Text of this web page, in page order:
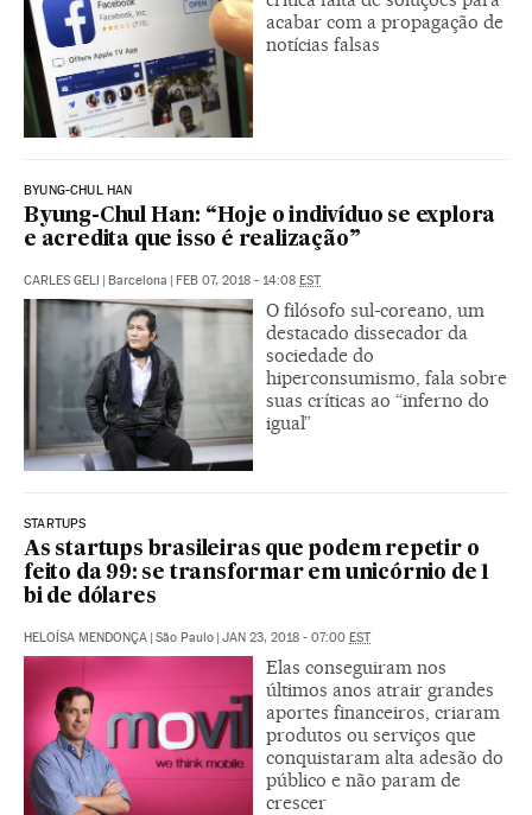
acabar com a propagação de
notícias falsas
BYUNG-CHUL HAN
Byung-Chul Han: “Hoje o indivíduo se explora
e acredita que isso é realização”
CARLES GELI | Barcelona | FEB 07, 2018 - 14:08 EST
O filósofo sul-coreano, um
destacado dissecador da
sociedade do
hiperconsumismo, fala sobre
suas críticas ao “inferno do
igual”
STARTUPS
As startups brasileiras que podem repetir o
feito da 99: se transformar em unicórnio de 1
bi de dólares
HELOÍSA MENDONÇA | São Paulo | JAN 23, 2018 - 07:00 EST
Elas conseguiram nos
últimos anos atrair grandes
aportes financeiros, criaram
produtos ou serviços que
conquistaram alta adesão do
público e não param de
crescer